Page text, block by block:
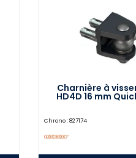
Charnière à
HD4D 16 mm
Chrono :827174